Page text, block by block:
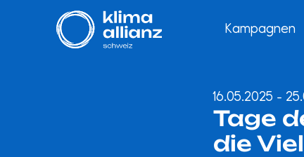
Kampagnen
16.05.2025 -
Tage
die